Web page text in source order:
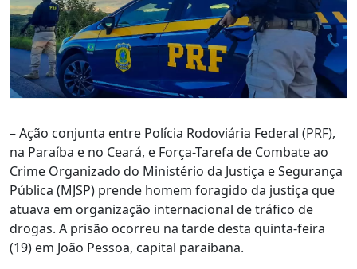
– Ação conjunta entre Polícia Rodoviária Federal (PRF),
na Paraíba e no Ceará, e Força-Tarefa de Combate ao
Crime Organizado do Ministério da Justiça e Segurança
Pública (MJSP) prende homem foragido da justiça que
atuava em organização internacional de tráfico de
drogas. A prisão ocorreu na tarde desta quinta-feira
(19) em João Pessoa, capital paraibana.